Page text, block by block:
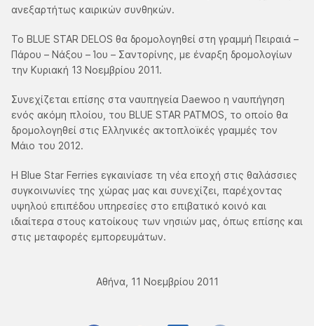
ανεξαρτήτως καιρικών συνθηκών.
Το BLUE STAR DELOS θα δρομολογηθεί στη γραμμή Πειραιά –
Πάρου – Νάξου – Ίου – Σαντορίνης, με έναρξη δρομολογίων
την Κυριακή 13 Νοεμβρίου 2011.
Συνεχίζεται επίσης στα ναυπηγεία Daewoo η ναυπήγηση
ενός ακόμη πλοίου, του BLUE STAR PATMOS, το οποίο θα
δρομολογηθεί στις Ελληνικές ακτοπλοϊκές γραμμές τον
Μάιο του 2012.
Η Blue Star Ferries εγκαινίασε τη νέα εποχή στις θαλάσσιες
συγκοινωνίες της χώρας μας και συνεχίζει, παρέχοντας
υψηλού επιπέδου υπηρεσίες στο επιβατικό κοινό και
ιδιαίτερα στους κατοίκους των νησιών μας, όπως επίσης και
στις μεταφορές εμπορευμάτων.
Αθήνα, 11 Νοεμβρίου 2011